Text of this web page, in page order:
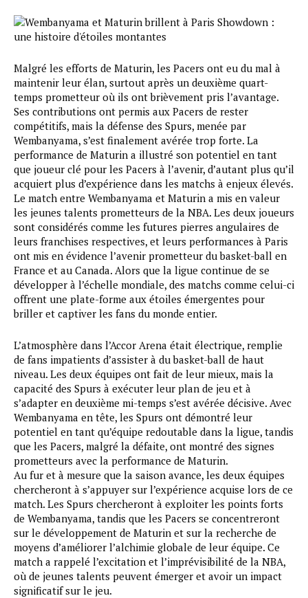
Malgré les efforts de Maturin, les Pacers ont eu du mal à
maintenir leur élan, surtout après un deuxième quart-
temps prometteur où ils ont brièvement pris l’avantage.
Ses contributions ont permis aux Pacers de rester
compétitifs, mais la défense des Spurs, menée par
Wembanyama, s’est finalement avérée trop forte. La
performance de Maturin a illustré son potentiel en tant
que joueur clé pour les Pacers à l’avenir, d’autant plus qu’il
acquiert plus d’expérience dans les matchs à enjeux élevés.
Le match entre Wembanyama et Maturin a mis en valeur
les jeunes talents prometteurs de la NBA. Les deux joueurs
sont considérés comme les futures pierres angulaires de
leurs franchises respectives, et leurs performances à Paris
ont mis en évidence l’avenir prometteur du basket-ball en
France et au Canada. Alors que la ligue continue de se
développer à l’échelle mondiale, des matchs comme celui-ci
offrent une plate-forme aux étoiles émergentes pour
briller et captiver les fans du monde entier.
L’atmosphère dans l’Accor Arena était électrique, remplie
de fans impatients d’assister à du basket-ball de haut
niveau. Les deux équipes ont fait de leur mieux, mais la
capacité des Spurs à exécuter leur plan de jeu et à
s’adapter en deuxième mi-temps s’est avérée décisive. Avec
Wembanyama en tête, les Spurs ont démontré leur
potentiel en tant qu’équipe redoutable dans la ligue, tandis
que les Pacers, malgré la défaite, ont montré des signes
prometteurs avec la performance de Maturin.
Au fur et à mesure que la saison avance, les deux équipes
chercheront à s’appuyer sur l’expérience acquise lors de ce
match. Les Spurs chercheront à exploiter les points forts
de Wembanyama, tandis que les Pacers se concentreront
sur le développement de Maturin et sur la recherche de
moyens d’améliorer l’alchimie globale de leur équipe. Ce
match a rappelé l’excitation et l’imprévisibilité de la NBA,
où de jeunes talents peuvent émerger et avoir un impact
significatif sur le jeu.